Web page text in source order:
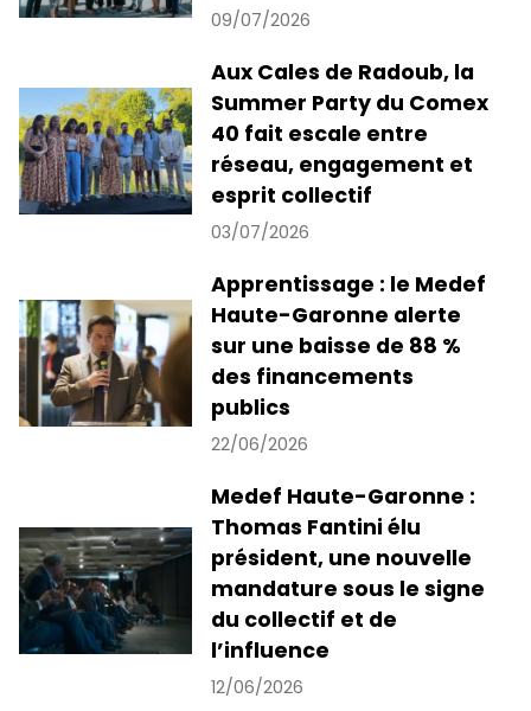
09/07/2026
Aux Cales de Radoub, la
Summer Party du Comex
40 fait escale entre
réseau, engagement et
esprit collectif
03/07/2026
Apprentissage : le Medef
Haute-Garonne alerte
sur une baisse de 88 %
des financements
publics
22/06/2026
Medef Haute-Garonne :
Thomas Fantini élu
président, une nouvelle
mandature sous le signe
du collectif et de
l’influence
12/06/2026